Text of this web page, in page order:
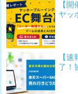
【
ヤッ
【
了！